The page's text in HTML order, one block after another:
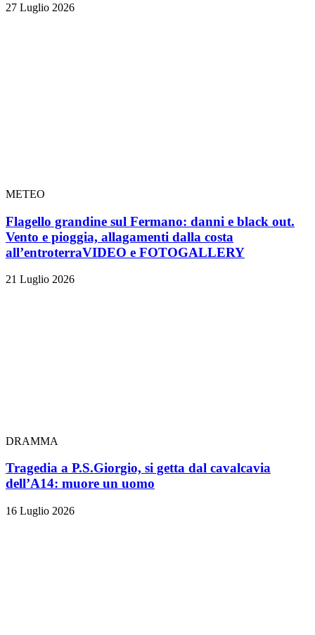
27 Luglio 2026
METEO
Flagello grandine sul Fermano: danni e black out.
Vento e pioggia, allagamenti dalla costa
all’entroterraVIDEO e FOTOGALLERY
21 Luglio 2026
DRAMMA
Tragedia a P.S.Giorgio, si getta dal cavalcavia
dell’A14: muore un uomo
16 Luglio 2026